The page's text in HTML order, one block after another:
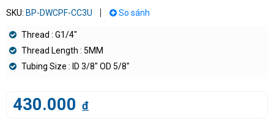
SKU: BP-DWCPF-CC3U So sánh
Thread : G1/4"
Thread Length : 5MM
Tubing Size : ID 3/8" OD 5/8"
430.000 đ